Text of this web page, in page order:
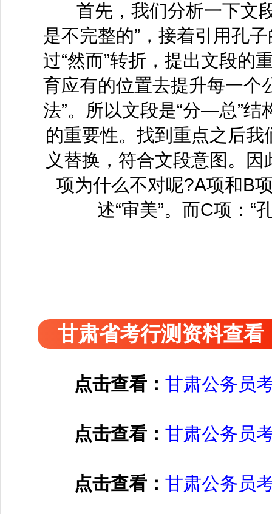
首先，我们分析一下文段
是不完整的”，接着引用孔
过“然而”转折，提出文段的
育应有的位置去提升每一个
法”。所以文段是“分—总”
的重要性。找到重点之后
义替换，符合文段意图。
项为什么不对呢?A项和B
述“审美”。而C项：“
甘肃省考行测资料查看
点击查看： 甘肃公务员
点击查看： 甘肃公务员
点击查看： 甘肃公务员